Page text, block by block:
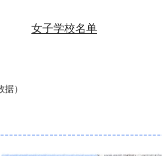
女子学校名单
）